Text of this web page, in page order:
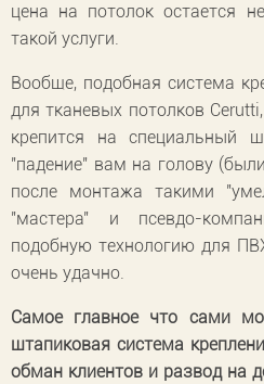
цена на потолок остается
такой услуги.
Вообще, подобная система
для тканевых потолков
крепится на специальный
"падение" вам на голову
после монтажа такими
"мастера" и псевдо-
подобную технологию для
очень удачно.
Самое главное что сами
штапиковая система
обман клиентов и развод на